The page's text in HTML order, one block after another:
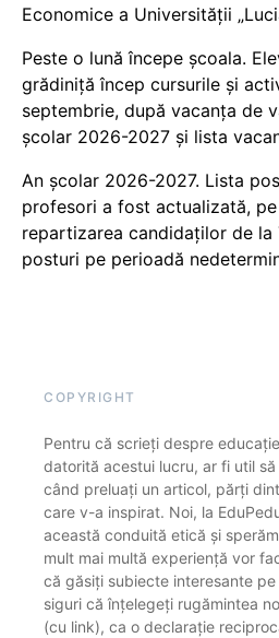
Economice a Universității
Peste o lună începe școala.
grădiniță încep cursurile și
septembrie, după vacanța de
școlar 2026-2027 și lista
An școlar 2026-2027. Lista
profesori a fost actualizată,
repartizarea candidaților de
posturi pe perioadă
COPYRIGHT
Pentru că scrieți despre
datorită acestui lucru, ar fi util
când preluați un articol, părți
care v-a inspirat. Noi, la
această conduită etică și
mult mai multă experiență vor
că găsiți subiecte interesante
siguri că înțelegeți rugămintea
(cu link), ca o declarație